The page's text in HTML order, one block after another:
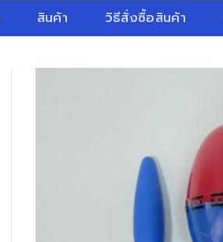
สินค้า วิธีสั่งซื้อสินค้า